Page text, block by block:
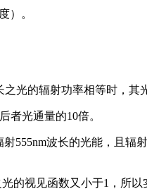
）。
光的辐射功率相等时，其
者光通量的10倍。
波长的光能，且辐
的视见函数又小于1，所以